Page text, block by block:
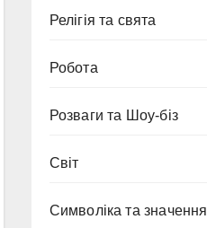
Релігія та свята
Робота
Розваги та Шоу-біз
Світ
Символіка та значення